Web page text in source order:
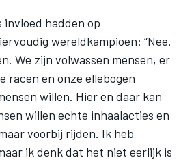
invloed hadden op
wereldkampioen: “Nee.
We zijn volwassen mensen, er
en onze ellebogen
willen. Hier en daar kan
willen echte inhaalacties en
voorbij rijden. Ik heb
ik denk dat het niet eerlijk is